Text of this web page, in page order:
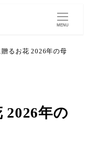
MENU
るお花 2026年の母
2026年の